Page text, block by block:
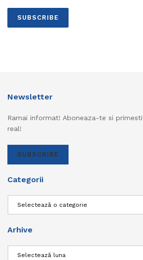
SUBSCRIBE
Newsletter
Ramai informat! Aboneaza-te si
real!
SUBSCRIBE
Categorii
Arhive